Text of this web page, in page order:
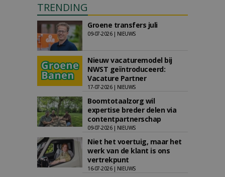
TRENDING
Groene transfers juli
09-07-2026 | NIEUWS
Nieuw vacaturemodel bij
NWST geïntroduceerd:
Vacature Partner
17-07-2026 | NIEUWS
Boomtotaalzorg wil
expertise breder delen via
contentpartnerschap
09-07-2026 | NIEUWS
Niet het voertuig, maar het
werk van de klant is ons
vertrekpunt
16-07-2026 | NIEUWS